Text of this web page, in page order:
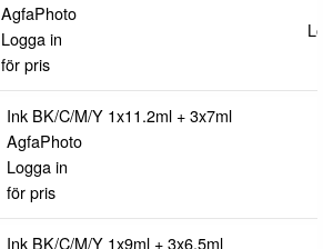
AgfaPhoto
Logga in
för pris
Ink BK/C/M/Y 1x11.2ml + 3x7ml
AgfaPhoto
Logga in
för pris
Ink BK/C/M/Y 1x9ml + 3x6.5ml